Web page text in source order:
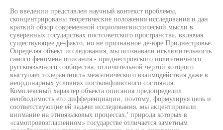
Во введении представлен научный контекст проблемы,
сконцентрированы теоретические положения исследования и дан
краткий обзор современной социолингвистической мысли в
суверенных государствах постсоветского пространства, включая
существующее де-факто, но не признанное де-юре Приднестровье.
Определяя объект исследования, мы осознавали исключительность
самого феномена описания - приднестровского полиэтничного
русскоязычного сообщества, отличительной чертой которого
выступает толерантность межэтнического взаимодействия даже в
неординарных условиях постконфликтного состояния.
Комплексный характер объекта описания предопределил
необходимость его дифференциации, поэтому, формулируя цель и
соответствующие ей задачи исследования, мы акцентировали
внимание на этноязыковых процессах,' природа которых в
«самопровозглашенном» государстве отличается заметным